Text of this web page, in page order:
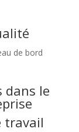
de bord
dans le
travail